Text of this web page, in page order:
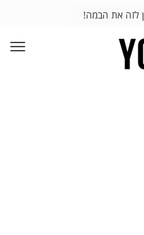
לזה את הבמה!